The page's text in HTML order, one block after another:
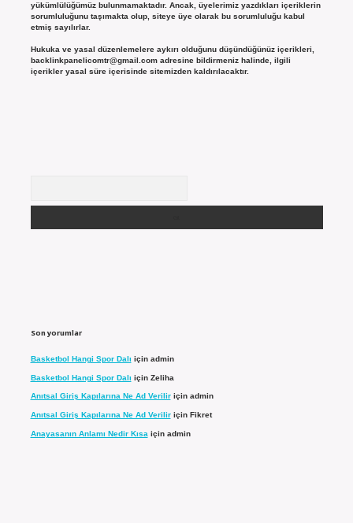
yükümlülüğümüz bulunmamaktadır. Ancak, üyelerimiz yazdıkları içeriklerin
sorumluluğunu taşımakta olup, siteye üye olarak bu sorumluluğu kabul
etmiş sayılırlar.
Hukuka ve yasal düzenlemelere aykırı olduğunu düşündüğünüz içerikleri,
backlinkpanelicomtr@gmail.comadresine bildirmeniz halinde, ilgili
içerikler yasal süre içerisinde sitemizden kaldırılacaktır.
Son yorumlar
Basketbol Hangi Spor Dalı için admin
Basketbol Hangi Spor Dalı için Zeliha
Anıtsal Giriş Kapılarına Ne Ad Veriliriçin admin
Anıtsal Giriş Kapılarına Ne Ad Veriliriçin Fikret
Anayasanın Anlamı Nedir Kısa için admin